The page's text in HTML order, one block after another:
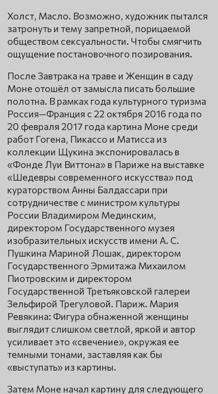
Холст, Масло. Возможно, художник пытался
затронуть и тему запретной, порицаемой
обществом сексуальности. Чтобы смягчить
ощущение постановочного позирования.
После Завтрака на траве и Женщин в саду
Моне отошёл от замысла писать большие
полотна. В рамках года культурного туризма
Россия—Франция с 22 октября 2016 года по
20 февраля 2017 года картина Моне среди
работ Гогена, Пикассо и Матисса из
коллекции Щукина экспонировалась в
«Фонде Луи Виттона» в Париже на выставке
«Шедевры современного искусства» под
кураторством Анны Балдассари при
сотрудничестве с министром культуры
России Владимиром Мединским,
директором Государственного музея
изобразительных искусств имени А. С.
Пушкина Мариной Лошак, директором
Государственного Эрмитажа Михаилом
Пиотровским и директором
Государственной Третьяковской галереи
Зельфирой Трегуловой. Париж. Мария
Ревякина: Фигура обнаженной женщины
выглядит слишком светлой, яркой и автор
усиливает это «свечение», окружая ее
темными тонами, заставляя как бы
«выступать» из картины.
Затем Моне начал картину для следующего